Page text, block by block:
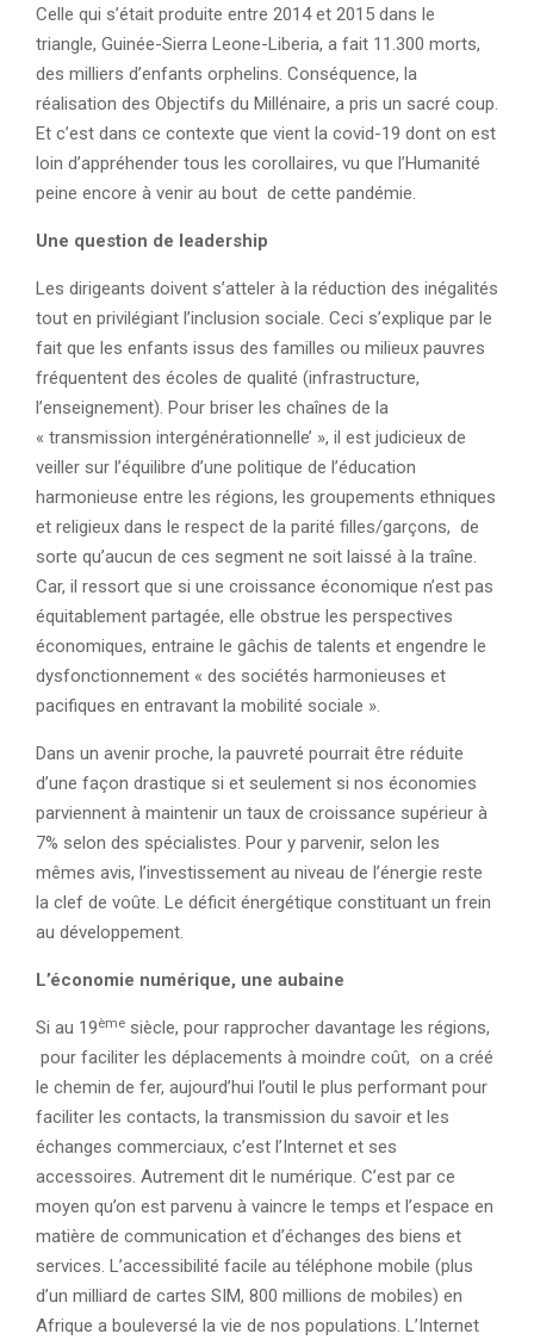
Celle qui s’était produite entre 2014 et 2015 dans le
triangle, Guinée-Sierra Leone-Liberia, a fait 11.300 morts,
des milliers d’enfants orphelins. Conséquence, la
réalisation des Objectifs du Millénaire, a pris un sacré coup.
Et c’est dans ce contexte que vient la covid-19 dont on est
loin d’appréhender tous les corollaires, vu que l’Humanité
peine encore à venir au bout de cette pandémie.
Une question de leadership
Les dirigeants doivent s’atteler à la réduction des inégalités
tout en privilégiant l’inclusion sociale. Ceci s’explique par le
fait que les enfants issus des familles ou milieux pauvres
fréquentent des écoles de qualité (infrastructure,
l’enseignement). Pour briser les chaînes de la
« transmission intergénérationnelle’ », il est judicieux de
veiller sur l’équilibre d’une politique de l’éducation
harmonieuse entre les régions, les groupements ethniques
et religieux dans le respect de la parité filles/garçons, de
sorte qu’aucun de ces segment ne soit laissé à la traîne.
Car, il ressort que si une croissance économique n’est pas
équitablement partagée, elle obstrue les perspectives
économiques, entraine le gâchis de talents et engendre le
dysfonctionnement « des sociétés harmonieuses et
pacifiques en entravant la mobilité sociale ».
Dans un avenir proche, la pauvreté pourrait être réduite
d’une façon drastique si et seulement si nos économies
parviennent à maintenir un taux de croissance supérieur à
7% selon des spécialistes. Pour y parvenir, selon les
mêmes avis, l’investissement au niveau de l’énergie reste
la clef de voûte. Le déficit énergétique constituant un frein
au développement.
L’économie numérique, une aubaine
Si au 19ème siècle, pour rapprocher davantage les régions,
pour faciliter les déplacements à moindre coût, on a créé
le chemin de fer, aujourd’hui l’outil le plus performant pour
faciliter les contacts, la transmission du savoir et les
échanges commerciaux, c’est l’Internet et ses
accessoires. Autrement dit le numérique. C’est par ce
moyen qu’on est parvenu à vaincre le temps et l’espace en
matière de communication et d’échanges des biens et
services. L’accessibilité facile au téléphone mobile (plus
d’un milliard de cartes SIM, 800 millions de mobiles) en
Afrique a bouleversé la vie de nos populations. L’Internet